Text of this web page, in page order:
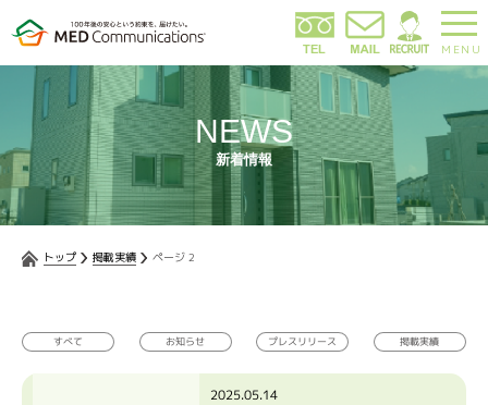
NEWS
新着情報
トップ 掲載実績 ページ 2
すべて お知らせ プレスリリース 掲載実績
2025.05.14
MENU